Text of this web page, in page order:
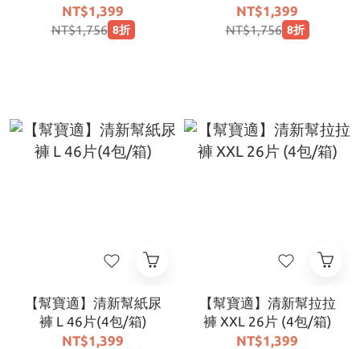
NT$1,399
NT$1,756 8折
NT$1,399
NT$1,756 8折
【幫寶適】清新幫紙尿
褲 L 46片(4包/箱)
NT$1,399
【幫寶適】清新幫拉拉
褲 XXL 26片 (4包/箱)
NT$1,399